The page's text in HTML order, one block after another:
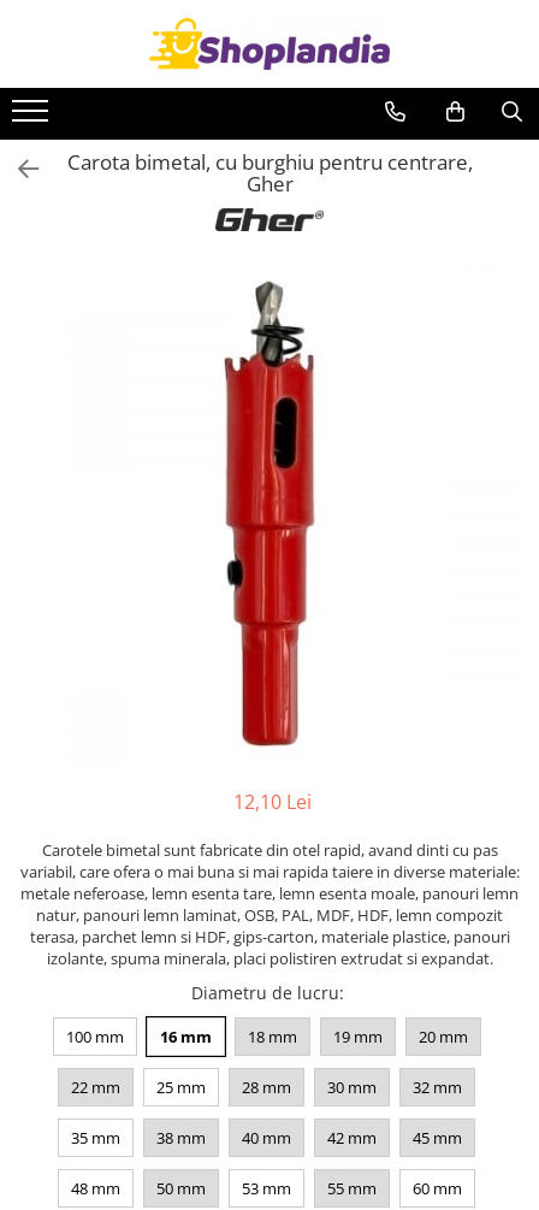
Toate Produsele
Atelier & Bricolaj
Unelte si scule
Aparatura si echipamente
Industriale
Vaseline si lubrifianti
Curatenie
Baie & Bucatarie
Solutii anticalcar
Solutii suprafete
Solutii WC
Casa si exterior
Detergenti universali
Intretinere suprafete
Solutii curatat podele
Carota bimetal, cu burghiu pentru centrare,
Gher
12,10 Lei
Carotele bimetal sunt fabricate din otel rapid, avand dinti cu pas
variabil, care ofera o mai buna si mai rapida taiere in diverse materiale:
metale neferoase, lemn esenta tare, lemn esenta moale, panouri lemn
natur, panouri lemn laminat, OSB, PAL, MDF, HDF, lemn compozit
terasa, parchet lemn si HDF, gips-carton, materiale plastice, panouri
izolante, spuma minerala, placi polistiren extrudat si expandat.
Diametru de lucru:
100 mm 16 mm 18 mm 19 mm 20 mm
22 mm 25 mm 28 mm 30 mm 32 mm
35 mm 38 mm 40 mm 42 mm 45 mm
48 mm 50 mm 53 mm 55 mm 60 mm